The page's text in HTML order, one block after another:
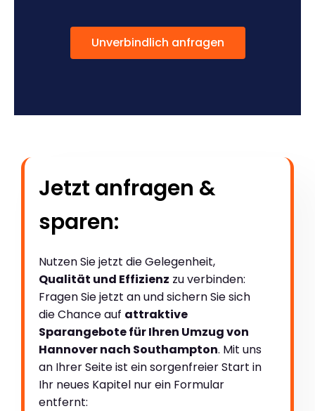
Unverbindlich anfragen
Jetzt anfragen &
sparen:
Nutzen Sie jetzt die Gelegenheit,
Qualität und Effizienz zu verbinden:
Fragen Sie jetzt an und sichern Sie sich
die Chance auf attraktive
Sparangebote für Ihren Umzug von
Hannover nach Southampton. Mit uns
an Ihrer Seite ist ein sorgenfreier Start in
Ihr neues Kapitel nur ein Formular
entfernt: